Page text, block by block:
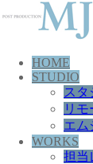
HOME
STUDIO
スタ
リ
エム
WORKS
担当